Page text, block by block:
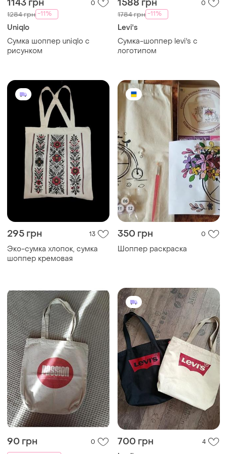
1143 грн 0
1284 грн -11%
Uniqlo
Сумка шоппер uniqlo с
рисунком
1588 грн 0
1784 грн -11%
Levi's
Сумка-шоппер levi's с
логотипом
295 грн 13
Эко-сумка хлопок, сумка
шоппер кремовая
350 грн 0
Шоппер раскраска
90 грн
0
700 грн 4